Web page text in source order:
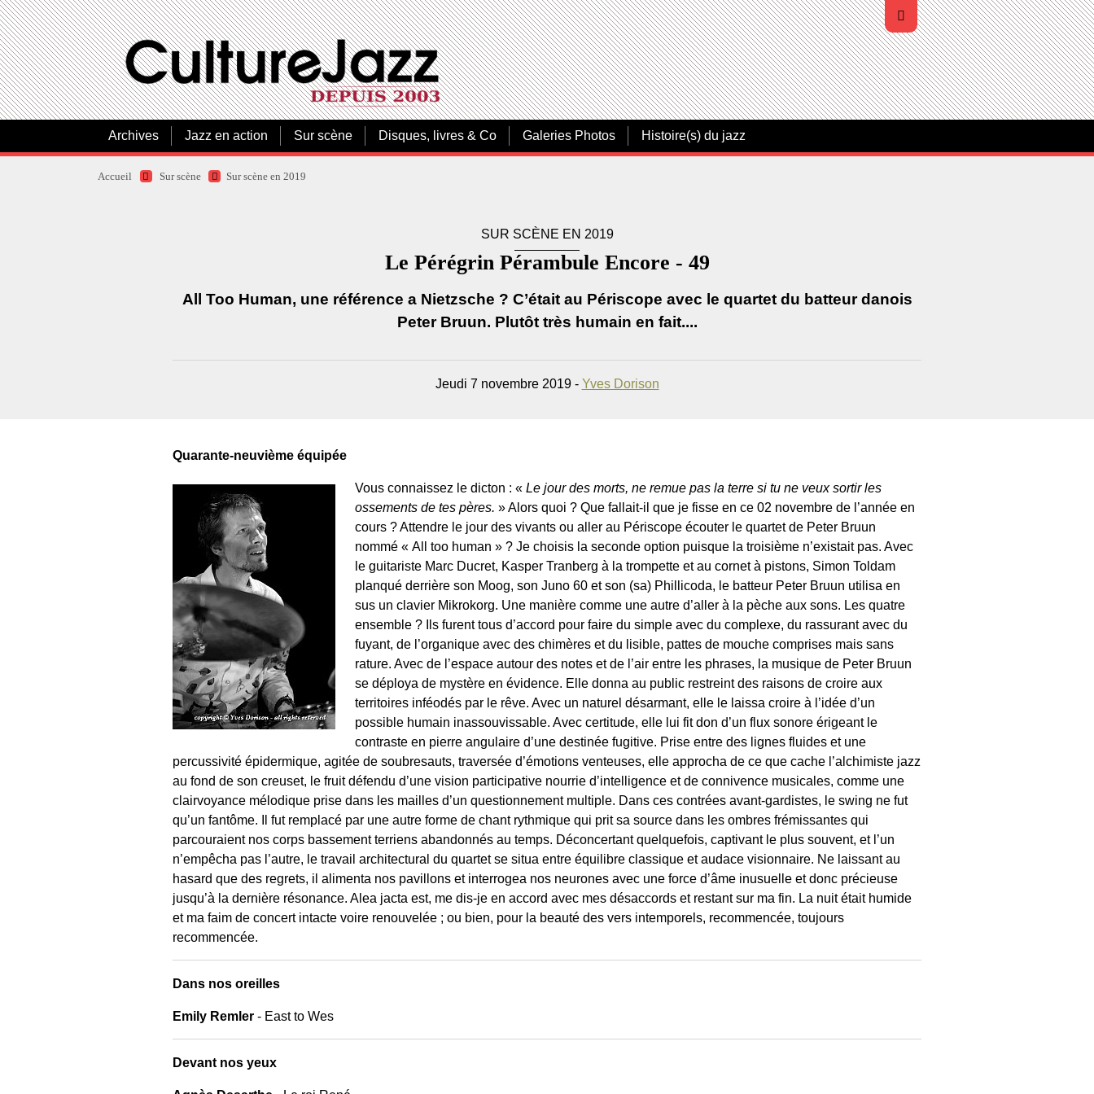
Archives Jazz en action Sur scène Disques, livres & Co Galeries Photos Histoire(s) du jazz
Accueil Sur scène Sur scène en 2019
SUR SCÈNE EN 2019
Le Pérégrin Pérambule Encore - 49
All Too Human, une référence a Nietzsche ? C’était au Périscope avec le quartet du batteur danois
Peter Bruun. Plutôt très humain en fait....
Jeudi 7 novembre 2019 - Yves Dorison
Quarante-neuvième équipée
Vous connaissez le dicton : «Le jour des morts, ne remue pas la terre si tu ne veux sortir les
ossements de tes pères. » Alors quoi ? Que fallait-il que je fisse en ce 02 novembre de l’année en
cours ? Attendre le jour des vivants ou aller au Périscope écouter le quartet de Peter Bruun
nommé « All too human » ? Je choisis la seconde option puisque la troisième n’existait pas. Avec
le guitariste Marc Ducret, Kasper Tranberg à la trompette et au cornet à pistons, Simon Toldam
planqué derrière son Moog, son Juno 60 et son (sa) Phillicoda, le batteur Peter Bruun utilisa en
sus un clavier Mikrokorg. Une manière comme une autre d’aller à la pèche aux sons. Les quatre
ensemble ? Ils furent tous d’accord pour faire du simple avec du complexe, du rassurant avec du
fuyant, de l’organique avec des chimères et du lisible, pattes de mouche comprises mais sans
rature. Avec de l’espace autour des notes et de l’air entre les phrases, la musique de Peter Bruun
se déploya de mystère en évidence. Elle donna au public restreint des raisons de croire aux
territoires inféodés par le rêve. Avec un naturel désarmant, elle le laissa croire à l’idée d’un
possible humain inassouvissable. Avec certitude, elle lui fit don d’un flux sonore érigeant le
contraste en pierre angulaire d’une destinée fugitive. Prise entre des lignes fluides et une
percussivité épidermique, agitée de soubresauts, traversée d’émotions venteuses, elle approcha de ce que cache l’alchimiste jazz
au fond de son creuset, le fruit défendu d’une vision participative nourrie d’intelligence et de connivence musicales, comme une
clairvoyance mélodique prise dans les mailles d’un questionnement multiple. Dans ces contrées avant-gardistes, le swing ne fut
qu’un fantôme. Il fut remplacé par une autre forme de chant rythmique qui prit sa source dans les ombres frémissantes qui
parcouraient nos corps bassement terriens abandonnés au temps. Déconcertant quelquefois, captivant le plus souvent, et l’un
n’empêcha pas l’autre, le travail architectural du quartet se situa entre équilibre classique et audace visionnaire. Ne laissant au
hasard que des regrets, il alimenta nos pavillons et interrogea nos neurones avec une force d’âme inusuelle et donc précieuse
jusqu’à la dernière résonance. Alea jacta est, me dis-je en accord avec mes désaccords et restant sur ma fin. La nuit était humide
et ma faim de concert intacte voire renouvelée ; ou bien, pour la beauté des vers intemporels, recommencée, toujours
recommencée.
Dans nos oreilles
Emily Remler - East to Wes
Devant nos yeux